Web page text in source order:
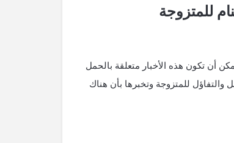
للمتزوجة
أن تكون هذه الأخبار متعلقة بالحمل
والتفاؤل للمتزوجة وتخبرها بأن هناك